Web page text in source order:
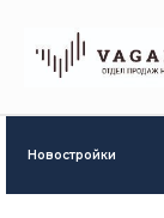
Новостройки